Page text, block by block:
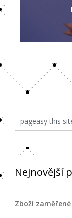
Nejnovější
Zboží